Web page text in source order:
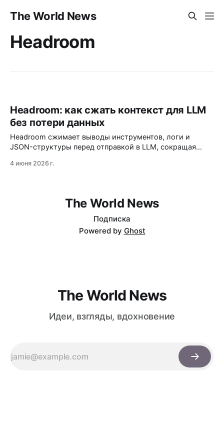
The World News
Headroom
Headroom: как сжать контекст для LLM
без потери данных
Headroom сжимает выводы инструментов, логи и
JSON-структуры перед отправкой в LLM, сокращая
прокси, библиотека или обёртка для агентов и
4 июня 2026 г.
The World News
Подписка
Powered by Ghost
The World News
Идеи, взгляды, вдохновение